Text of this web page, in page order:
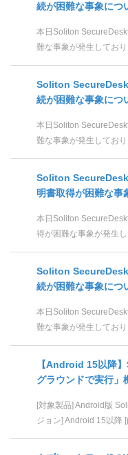
続が困難な事象につ
本日Soliton
難な事象が発生してお
Soliton
続が困難な事象につ
本日Soliton
難な事象が発生してお
Soliton
明書取得が困難な事
本日Soliton
得が困難な事象が発生
Soliton
続が困難な事象につ
本日Soliton
難な事象が発生してお
【Android 15以降
グラウンドで実行」
[対象製品] Android版 Soliton